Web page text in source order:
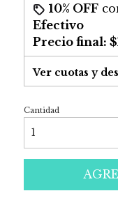
10% OFF
Efectivo
Precio final:
Ver cuotas y
Cantidad